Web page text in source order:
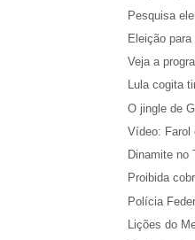
Pesquisa
Eleição
Veja a
Lula cogita
O jingle de
Vídeo: Farol
Dinamite no
Proibida
Polícia
Lições do